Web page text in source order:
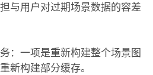
与用户对过期场景数据的容差
：一项是重新构建整个场景图
新构建部分缓存。